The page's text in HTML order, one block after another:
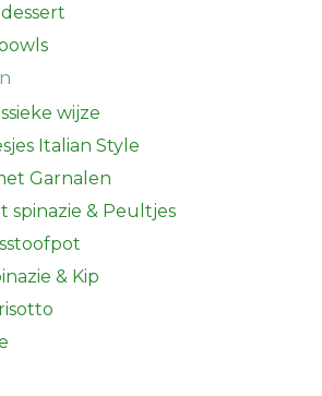
wijze
Italian Style
Garnalen
spinazie & Peultjes
& Kip